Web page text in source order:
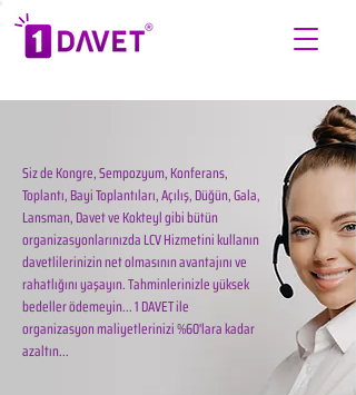
Siz de Kongre, Sempozyum, Konferans,
Toplantı, Bayi Toplantıları, Açılış, Düğün, Gala,
Lansman, Davet ve Kokteyl gibi bütün
organizasyonlarınızda LCV Hizmetini kullanın
davetlilerinizin net olmasının avantajını ve
rahatlığını yaşayın. Tahminlerinizle yüksek
bedeller ödemeyin... 1 DAVET ile
organizasyon maliyetlerinizi %60'lara kadar
azaltın...